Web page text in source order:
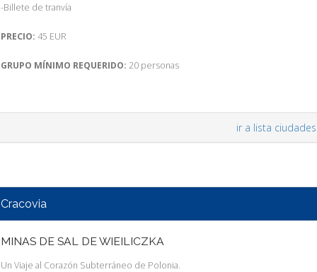
-Billete de tranvía
PRECIO: 45 EUR
GRUPO MÍNIMO REQUERIDO: 20 personas
ir a lista ciudades
Cracovia
MINAS DE SAL DE WIEILICZKA
Un Viaje al Corazón Subterráneo de Polonia.